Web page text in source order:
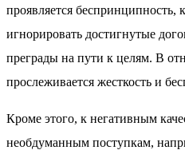
проявляется беспринципность,
игнорировать достигнутые
преграды на пути к целям. В
прослеживается жесткость и
Кроме этого, к негативным
необдуманным поступкам,